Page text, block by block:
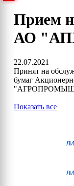
Прием
АО
22.07.2021
Принят на
бумаг
Показать все